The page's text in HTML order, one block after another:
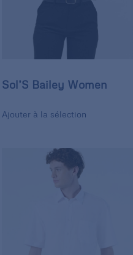
Sol’S Bailey Women
Ajouter à la sélection